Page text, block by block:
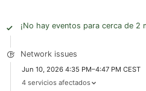
¡No hay eventos para cerca de 2
Network issues
Jun 10, 2026 4:35 PM–4:47 PM CEST
4 servicios afectados